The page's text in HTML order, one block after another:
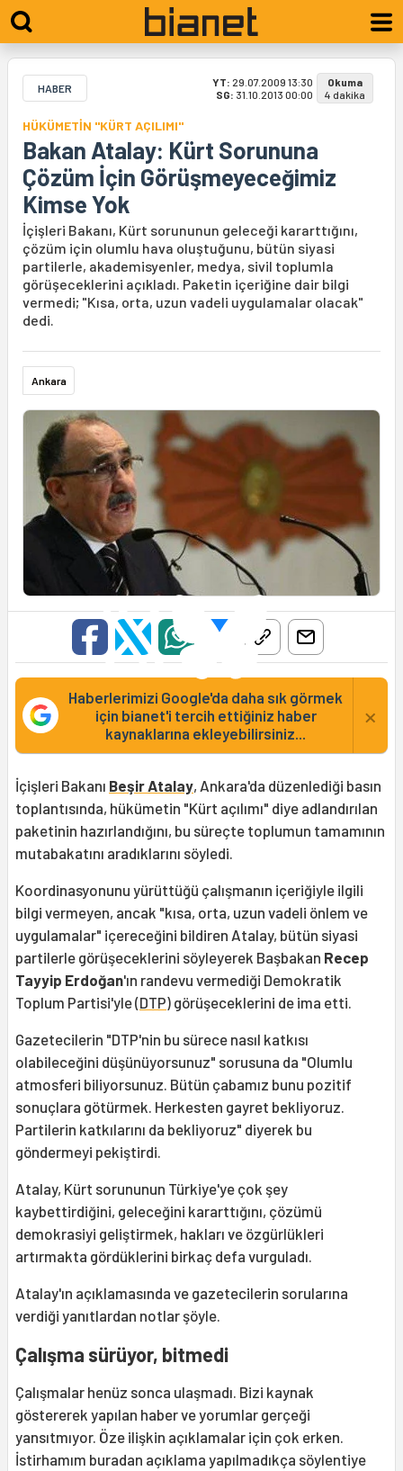
HABER YT: 29.07.2009 13:30
SG: 31.10.2013 00:00
Okuma
4 dakika
HÜKÜMETİN "KÜRT AÇILIMI"
Bakan Atalay: Kürt Sorununa
Çözüm İçin Görüşmeyeceğimiz
Kimse Yok
İçişleri Bakanı, Kürt sorununun geleceği kararttığını,
çözüm için olumlu hava oluştuğunu, bütün siyasi
partilerle, akademisyenler, medya, sivil toplumla
görüşeceklerini açıkladı. Paketin içeriğine dair bilgi
vermedi; "Kısa, orta, uzun vadeli uygulamalar olacak"
dedi.
Ankara
Haberlerimizi Google'da daha sık görmek
için bianet'i tercih ettiğiniz haber
kaynaklarına ekleyebilirsiniz...
×
İçişleri Bakanı Beşir Atalay, Ankara'da düzenlediği basın
toplantısında, hükümetin "Kürt açılımı" diye adlandırılan
paketinin hazırlandığını, bu süreçte toplumun tamamının
mutabakatını aradıklarını söyledi.
Koordinasyonunu yürüttüğü çalışmanın içeriğiyle ilgili
bilgi vermeyen, ancak "kısa, orta, uzun vadeli önlem ve
uygulamalar" içereceğini bildiren Atalay, bütün siyasi
partilerle görüşeceklerini söyleyerek Başbakan Recep
Tayyip Erdoğan'ın randevu vermediği Demokratik
Toplum Partisi'yle (DTP) görüşeceklerini de ima etti.
Gazetecilerin "DTP'nin bu sürece nasıl katkısı
olabileceğini düşünüyorsunuz" sorusuna da "Olumlu
atmosferi biliyorsunuz. Bütün çabamız bunu pozitif
sonuçlara götürmek. Herkesten gayret bekliyoruz.
Partilerin katkılarını da bekliyoruz" diyerek bu
göndermeyi pekiştirdi.
Atalay, Kürt sorununun Türkiye'ye çok şey
kaybettirdiğini, geleceğini kararttığını, çözümü
demokrasiyi geliştirmek, hakları ve özgürlükleri
artırmakta gördüklerini birkaç defa vurguladı.
Atalay'ın açıklamasında ve gazetecilerin sorularına
verdiği yanıtlardan notlar şöyle.
Çalışma sürüyor, bitmedi
Çalışmalar henüz sonca ulaşmadı. Bizi kaynak
göstererek yapılan haber ve yorumlar gerçeği
yansıtmıyor. Öze ilişkin açıklamalar için çok erken.
İstirhamım buradan açıklama yapılmadıkça söylentiye